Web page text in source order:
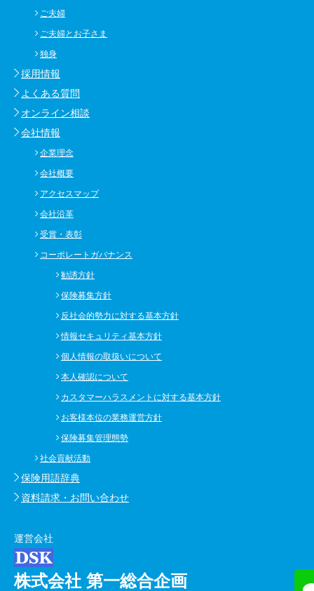
ご夫婦
ご夫婦とお子さま
独身
採用情報
よくある質問
オンライン相談
会社情報
企業理念
会社概要
アクセスマップ
会社沿革
受賞・表彰
コーポレートガバナンス
勧誘方針
保険募集方針
反社会的勢力に対する基本方針
情報セキュリティ基本方針
個人情報の取扱いについて
本人確認について
カスタマーハラスメントに対する基本方針
お客様本位の業務運営方針
保険募集管理態勢
社会貢献活動
保険用語辞典
資料請求・お問い合わせ
運営会社
株式会社 第一総合企画